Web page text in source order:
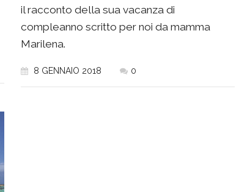
il racconto della sua vacanza di
compleanno scritto per noi da mamma
Marilena.
8 GENNAIO 2018 0